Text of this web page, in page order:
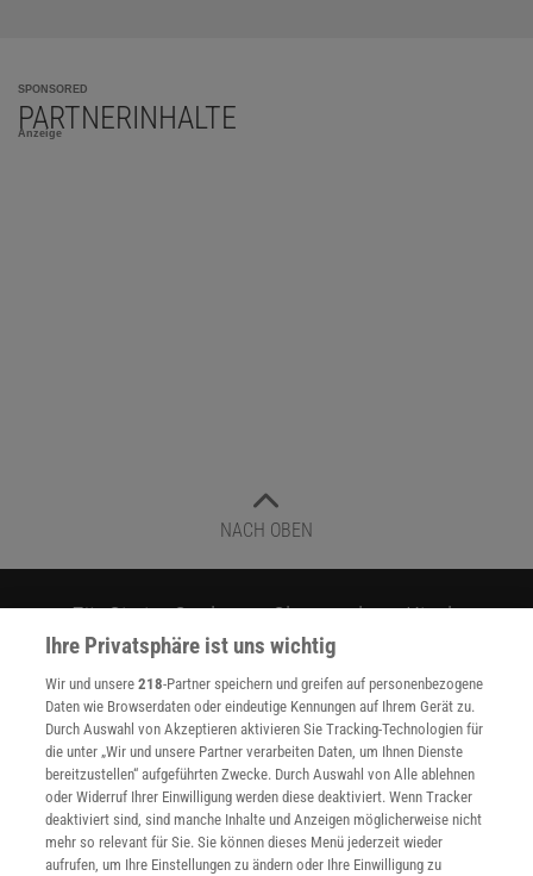
SPONSORED
PARTNERINHALTE
Anzeige
NACH OBEN
Für Sie im Spektrum-Shop und am Kiosk:
WEITERE NEUERSCHEINUNGEN SPEKTRUM SHOP
Ihre Privatsphäre ist uns wichtig
Wir und unsere218-Partner speichern und greifen auf personenbezogene
Daten wie Browserdaten oder eindeutige Kennungen auf Ihrem Gerät zu.
Durch Auswahl von Akzeptieren aktivieren Sie Tracking-Technologien für
die unter „Wir und unsere Partner verarbeiten Daten, um Ihnen Dienste
bereitzustellen“ aufgeführten Zwecke. Durch Auswahl von Alle ablehnen
oder Widerruf Ihrer Einwilligung werden diese deaktiviert. Wenn Tracker
deaktiviert sind, sind manche Inhalte und Anzeigen möglicherweise nicht
mehr so relevant für Sie. Sie können dieses Menü jederzeit wieder
aufrufen, um Ihre Einstellungen zu ändern oder Ihre Einwilligung zu